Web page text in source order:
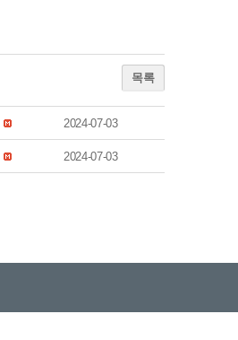
목록
2024-07-03
2024-07-03